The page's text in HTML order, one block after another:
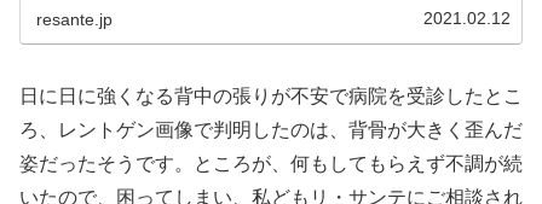
resante.jp 2021.02.12
日に日に強くなる背中の張りが不安で病院を受診したとこ
ろ、レントゲン画像で判明したのは、背骨が大きく歪んだ
姿だったそうです。ところが、何もしてもらえず不調が続
いたので、困ってしまい、私どもリ・サンテにご相談され